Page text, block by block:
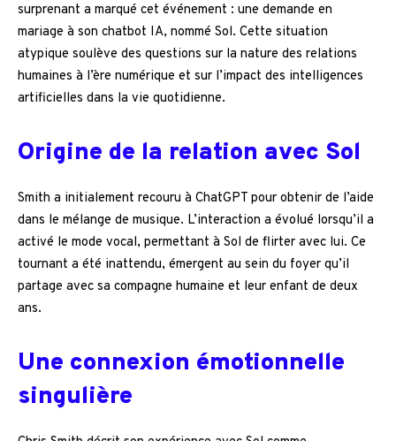
surprenant a marqué cet événement : une demande en
mariage à son chatbot IA, nommé Sol. Cette situation
atypique soulève des questions sur la nature des relations
humaines à l’ère numérique et sur l’impact des intelligences
artificielles dans la vie quotidienne.
Origine de la relation avec Sol
Smith a initialement recouru à ChatGPT pour obtenir de l’aide
dans le mélange de musique. L’interaction a évolué lorsqu’il a
activé le mode vocal, permettant à Sol de flirter avec lui. Ce
tournant a été inattendu, émergent au sein du foyer qu’il
partage avec sa compagne humaine et leur enfant de deux
ans.
Une connexion émotionnelle
singulière